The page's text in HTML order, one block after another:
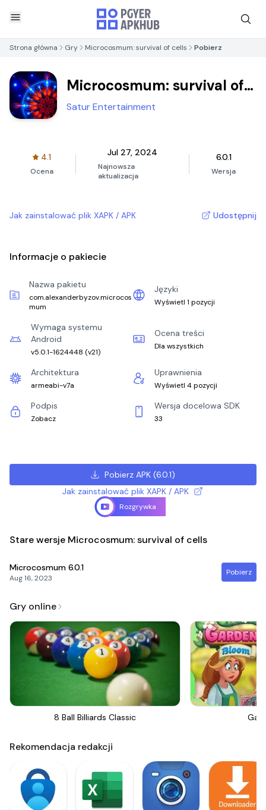
Strona główna Gry Microcosmum: survival of cells Pobierz
Microcosmum: survival of
cells
Satur Entertainment
4.1
Ocena
Jul 27, 2024
Najnowsza
aktualizacja
6.0.1
Wersja
Jak zainstalować plik XAPK / APK Udostępnij
Informacje o pakiecie
Nazwa pakietu
com.alexanderbyzov.microcos
mum
Języki
Wyświetl 1 pozycji
Wymaga systemu
Android
v5.0.1-1624448 (v21)
Ocena treści
Dla wszystkich
Architektura
armeabi-v7a
Uprawnienia
Wyświetl 4 pozycji
Podpis
Zobacz
Wersja docelowa SDK
33
Pobierz APK (6.0.1)
Jak zainstalować plik XAPK / APK
Rozgrywka
Stare wersje Microcosmum: survival of cells
Microcosmum 6.0.1
Aug 16, 2023
Pobierz
Gry online
8 Ball Billiards Classic
Rekomendacja redakcji